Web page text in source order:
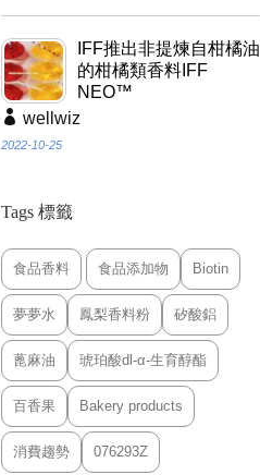
IFF推出非提煉自柑橘油
的柑橘類香料IFF
NEO™
wellwiz
2022-10-25
Tags 標籤
食品香料 食品添加物 Biotin
夢夢水 鳳梨香料粉 矽酸鋁
蓖麻油 琥珀酸dl-α-生育醇酯
百香果 Bakery products
消費趨勢 076293Z